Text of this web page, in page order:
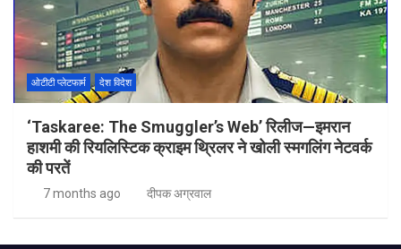
ओटीटी प्लेटफार्म देश विदेश
‘Taskaree: The Smuggler’s Web’ रिलीज—इमरान
हाशमी की रियलिस्टिक क्राइम थ्रिलर ने खोली स्मगलिंग नेटवर्क
की परतें
7 months ago दीपक अग्रवाल